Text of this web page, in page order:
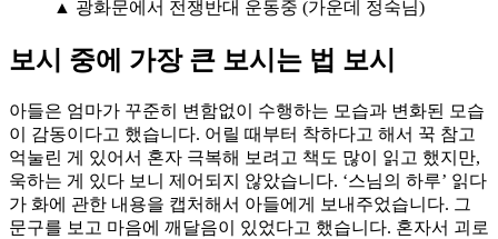
▲ 광화문에서 전쟁반대 운동중 (가운데 정숙님)
보시 중에 가장 큰 보시는 법 보시
아들은 엄마가 꾸준히 변함없이 수행하는 모습과 변화된 모습
이 감동이다고 했습니다. 어릴 때부터 착하다고 해서 꾹 참고
억눌린 게 있어서 혼자 극복해 보려고 책도 많이 읽고 했지만,
욱하는 게 있다 보니 제어되지 않았습니다. ‘스님의 하루’ 읽다
가 화에 관한 내용을 캡처해서 아들에게 보내주었습니다. 그
문구를 보고 마음에 깨달음이 있었다고 했습니다. 혼자서 괴로